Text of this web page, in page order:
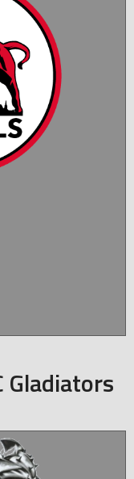
Gladiators